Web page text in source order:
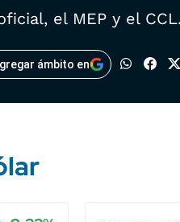
el MEP y el CCL.
ámbito en